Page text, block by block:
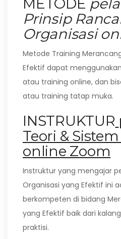
METODE
Prinsip
Organisasi
Metode Training
Efektif dapat
atau training online, dan
atau training tatap muka.
INSTRUKTUR
Teori &
online Zoom
Instruktur yang mengajar
Organisasi yang Efektif ini
berkompeten di bidang
yang Efektif baik dari
praktisi.